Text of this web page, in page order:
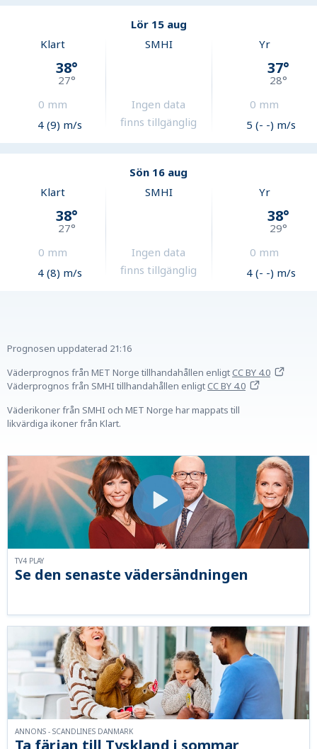
Lör 15 aug
Klart
38°
27°
0 mm
4 (9) m/s
SMHI
Ingen data
finns tillgänglig
Yr
37°
28°
0 mm
5 (- -) m/s
Sön 16 aug
Klart
38°
27°
0 mm
4 (8) m/s
SMHI
Ingen data
finns tillgänglig
Yr
38°
29°
0 mm
4 (- -) m/s
Prognosen uppdaterad 21:16
Väderprognos från MET Norge tillhandahållen enligtCC BY 4.0
Väderprognos från SMHI tillhandahållen enligtCC BY 4.0
Väderikoner från SMHI och MET Norge har mappats till
likvärdiga ikoner från Klart.
Se den senaste vädersändningen
TV4 PLAY
ANNONS - SCANDLINES DANMARK